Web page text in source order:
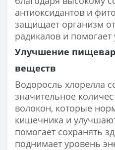
антиоксидантов и
защищает организм
радикалов и
Улучшение
веществ
Водоросль хлорелла
значительное
волокон, которые
кишечника и
помогает сохранять
поднимает уровень